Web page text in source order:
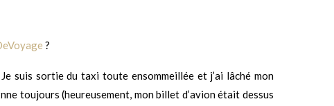
?
suis sortie du taxi toute ensommeillée et j’ai lâché mon
toujours (heureusement, mon billet d’avion était dessus